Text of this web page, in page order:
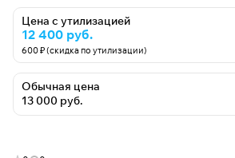
Цена с утилизацией
12 400 руб.
600 ₽ (скидка по утилизации)
Обычная цена
13 000 руб.